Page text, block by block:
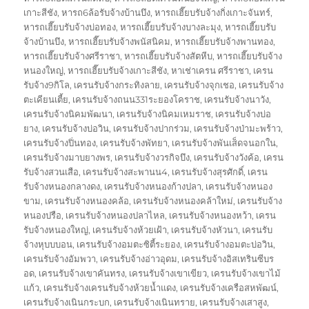
เกาะสีชัง,หารถ6ล้อรับจ้างบ้านบึง,หารถเฮี๊ยบรับจ้างกิ่งเกาะจันทร์,
หารถเฮี๊ยบรับจ้างบ่อทอง,หารถเฮี๊ยบรับจ้างบางละมุง,หารถเฮี๊ยบรับ
จ้างบ้านบึง,หารถเฮี๊ยบรับจ้างพนัสนิคม,หารถเฮี๊ยบรับจ้างพานทอง,
หารถเฮี๊ยบรับจ้างศรีราชา,หารถเฮี๊ยบรับจ้างสัตหีบ,หารถเฮี๊ยบรับจ้าง
หนองใหญ่,หารถเฮี๊ยบรับจ้างเกาะสีชัง,หาเช่าเครน ศรีราชา, เครน
รับจ้าง9กิโล, เครนรับจ้างกระทิงลาย, เครนรับจ้างจุกเชอ, เครนรับจ้าง
ตะเคียนเตี้ย, เครนรับจ้างถนน331ระยองโคราช, เครนรับจ้างนาวัง,
เครนรับจ้างนิคมพัฒนา, เครนรับจ้างนิคมเหมราช, เครนรับจ้างบ่อ
ยาง, เครนรับจ้างบ่อวิน, เครนรับจ้างปากร่วม, เครนรับจ้างป่ามะพร้าว,
เครนรับจ้างปิ่นทอง, เครนรับจ้างพัทยา, เครนรับจ้างพันเส็ดจนอกใน,
เครนรับจ้างมาบยางพร, เครนรับจ้างวรกิจบึง, เครนรับจ้างวังค้อ, เครน
รับจ้างสวนเสือ, เครนรับจ้างสะพานน4, เครนรับจ้างสุรศักดิ์, เครน
รับจ้างหนองกลางดง, เครนรับจ้างหนองก้างปลา, เครนรับจ้างหนอง
ขาม, เครนรับจ้างหนองคล้อ, เครนรับจ้างหนองคล้าใหม่, เครนรับจ้าง
หนองปรือ, เครนรับจ้างหนองปลาไหล, เครนรับจ้างหนองหว้า, เครน
รับจ้างหนองใหญ่, เครนรับจ้างห้วยเฝ้า, เครนรับจ้างหัวนา, เครนรับ
จ้างหุบบบอน, เครนรับจ้างอมตะซิตี้ระยอง, เครนรับจ้างอมตะบ่อวิน,
เครนรับจ้างอัมพวา, เครนรับจ้างอ่าวอุดม, เครนรับจ้างอิสเทรินซีบร
อด, เครนรับจ้างเขาคันทรง, เครนรับจ้างเขาเขียว, เครนรับจ้างเขาไม้
แก้ว, เครนรับจ้างเครนรับจ้างห้วยน้ำแดง, เครนรับจ้างเครือสหพัฒน์,
เครนรับจ้างเนินกระบก, เครนรับจ้างเนินทราย, เครนรับจ้างเสาสูง,